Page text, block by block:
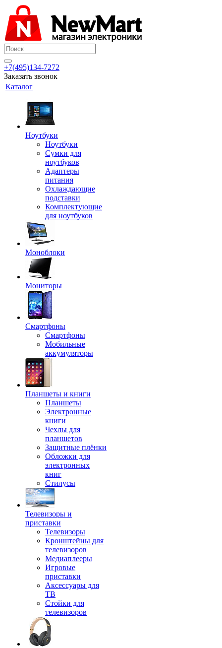
+7(495)134-7272
Заказать звонок
Каталог
Ноутбуки
Ноутбуки
Сумки для
ноутбуков
Адаптеры
питания
Охлаждающие
подставки
Комплектующие
для ноутбуков
Моноблоки
Мониторы
Смартфоны
Смартфоны
Мобильные
аккумуляторы
Планшеты и книги
Планшеты
Электронные
книги
Чехлы для
планшетов
Защитные плёнки
Обложки для
электронных
книг
Стилусы
Телевизоры и
приставки
Телевизоры
Кронштейны для
телевизоров
Медиаплееры
Игровые
приставки
Аксессуары для
ТВ
Стойки для
телевизоров